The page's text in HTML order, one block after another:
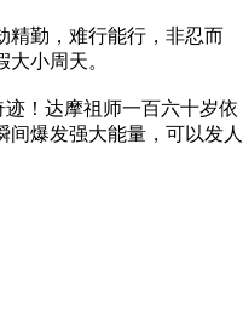
勤，难行能行，非忍而
小周天。
！达摩祖师一百六十岁依
爆发强大能量，可以发人